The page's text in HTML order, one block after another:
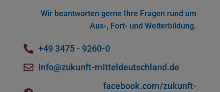
Wir beantworten gerne Ihre Fragen rund um
Aus-, Fort- und Weiterbildung.
+49 3475 - 9260-0
info@zukunft-mitteldeutschland.de
facebook.com/zukunft-